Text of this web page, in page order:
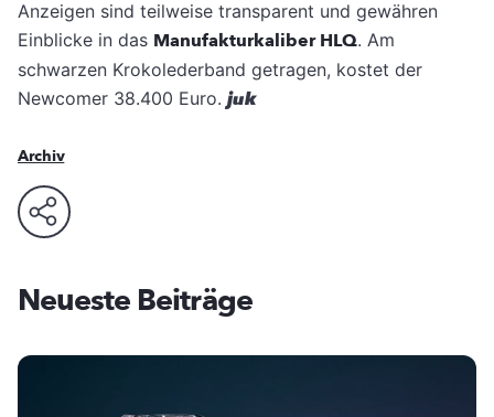
Anzeigen sind teilweise transparent und gewähren
Einblicke in das Manufakturkaliber HLQ. Am
schwarzen Krokolederband getragen, kostet der
Newcomer 38.400 Euro. juk
Archiv
Neueste Beiträge